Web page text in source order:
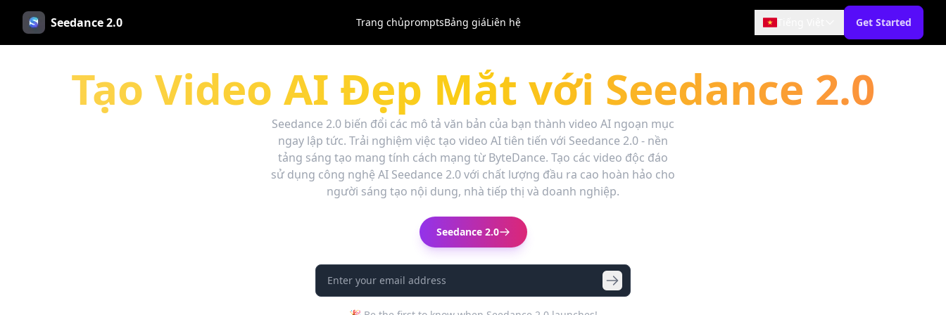
Seedance 2.0 Trang chủpromptsBảng giáLiên hệ Get Started
Tạo Video AI Đẹp Mắt với Seedance 2.0
Seedance 2.0 biến đổi các mô tả văn bản của bạn thành video AI ngoạn mục
ngay lập tức. Trải nghiệm việc tạo video AI tiên tiến với Seedance 2.0 - nền
tảng sáng tạo mang tính cách mạng từ ByteDance. Tạo các video độc đáo
sử dụng công nghệ AI Seedance 2.0 với chất lượng đầu ra cao hoàn hảo cho
người sáng tạo nội dung, nhà tiếp thị và doanh nghiệp.
Seedance 2.0